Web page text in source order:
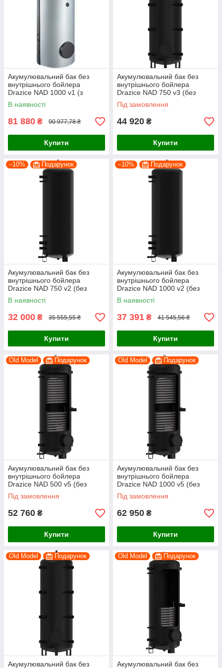
Акумулювальний бак без
внутрішнього бойлера
Drazice NAD 1000 v1 (з
теплоізоляцією Neodul)
В наявності
81 880 ₴ 90 977,78 ₴
Купити
Акумулювальний бак без
внутрішнього бойлера
Drazice NAD 750 v3 (без
ізоляції)
Під замовлення
44 920 ₴
Купити
–10% Подарунок
Акумулювальний бак без
внутрішнього бойлера
Drazice NAD 750 v2 (без
ізоляції))
В наявності
32 000 ₴ 35 555,55 ₴
Купити
–10% Подарунок
Акумулювальний бак без
внутрішнього бойлера
Drazice NAD 1000 v2 (без
ізоляції)
В наявності
37 391 ₴ 41 545,56 ₴
Купити
Old Model Подарунок
Акумулювальний бак без
внутрішнього бойлера
Drazice NAD 500 v5 (без
ізоляції)
Під замовлення
52 760 ₴
Купити
Old Model Подарунок
Акумулювальний бак без
внутрішнього бойлера
Drazice NAD 1000 v5 (без
ізоляції)
Під замовлення
62 950 ₴
Купити
Old Model Подарунок
Акумулювальний бак без
Old Model Подарунок
Акумулювальний бак без